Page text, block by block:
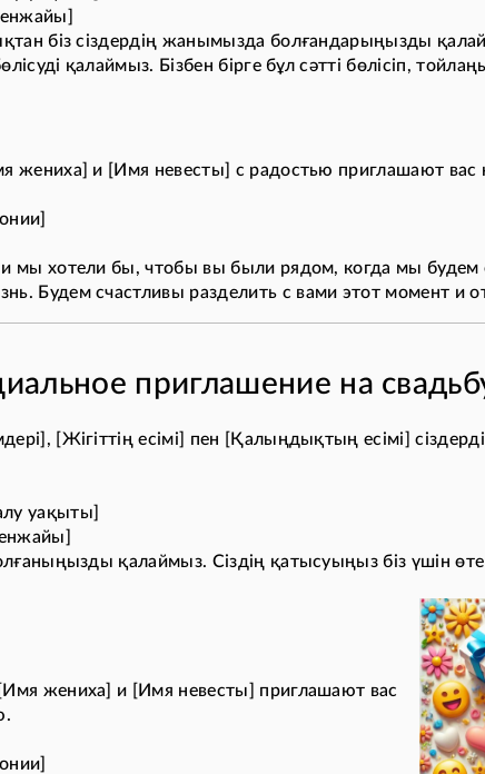
біз сіздердің жанымызда болғандарыңызды
қалаймыз. Бізбен бірге бұл сәтті бөлісіп,
жениха] и [Имя невесты] с радостью приглашают вас
мы хотели бы, чтобы вы были рядом, когда мы будем
Будем счастливы разделить с вами этот момент и
приглашение на
[Жігіттің есімі] пен [Қалыңдықтың есімі]
уақыты]
қалаймыз. Сіздің қатысуыңыз біз үшін
жениха] и [Имя невесты] приглашают вас